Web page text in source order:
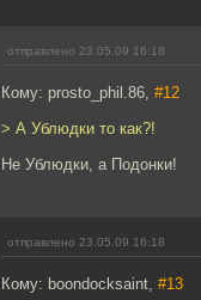
отправлено 23.05.09 16:18
Кому: prosto_phil.86, #12
> А Ублюдки то как?!
Не Ублюдки, а Подонки!
отправлено 23.05.09 16:18
Кому: boondocksaint, #13